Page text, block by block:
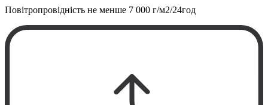
Повітропровідність не менше 7 000 г/м2/24год